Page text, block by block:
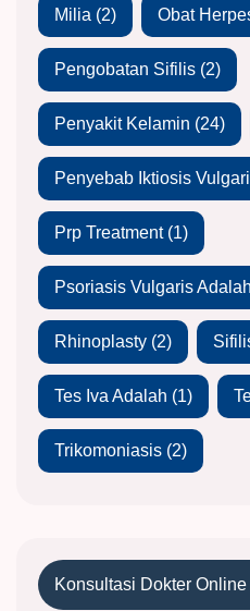
Milia (2) Obat
Pengobatan Sifilis (2)
Penyakit Kelamin (24)
Penyebab Iktiosis
Prp Treatment(1)
Psoriasis Vulgaris Adalah
Rhinoplasty (2)
Tes Iva Adalah (1)
Trikomoniasis (2)
Konsultasi Dokter